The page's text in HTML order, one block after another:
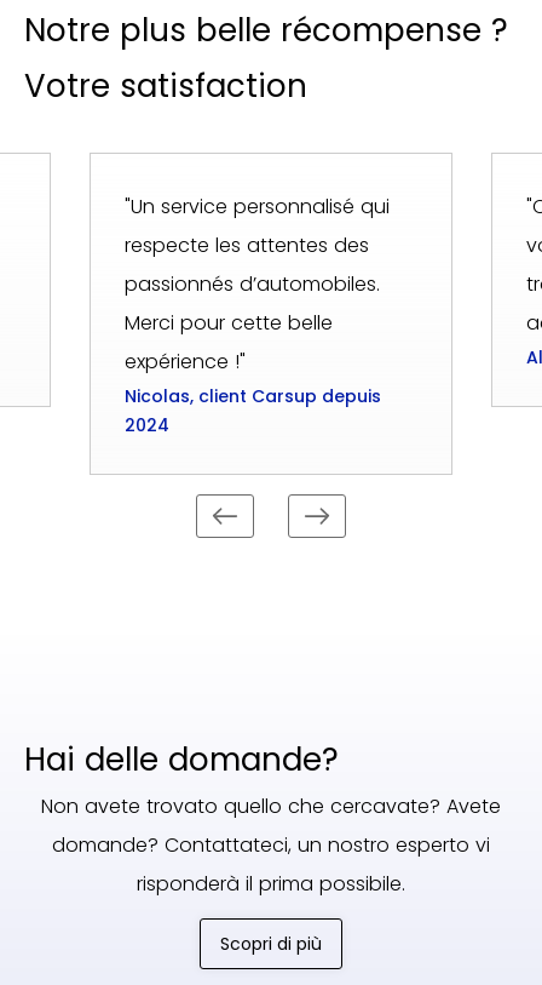
Notre plus belle récompense ?
Votre satisfaction
"Un service personnalisé qui
respecte les attentes des
passionnés d’automobiles.
Merci pour cette belle
expérience !"
Nicolas, client Carsup depuis
2024
Hai delle domande?
Non avete trovato quello che cercavate? Avete
domande? Contattateci, un nostro esperto vi
risponderà il prima possibile.
Scopri di più